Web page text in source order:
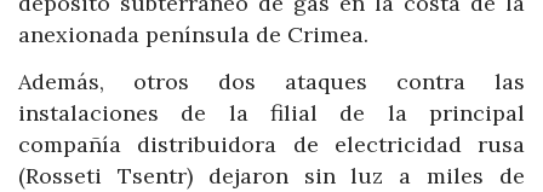
anexionada península de Crimea.
Además, otros dos ataques contra las
instalaciones de la filial de la principal
compañía distribuidora de electricidad rusa
(Rosseti Tsentr) dejaron sin luz a miles de